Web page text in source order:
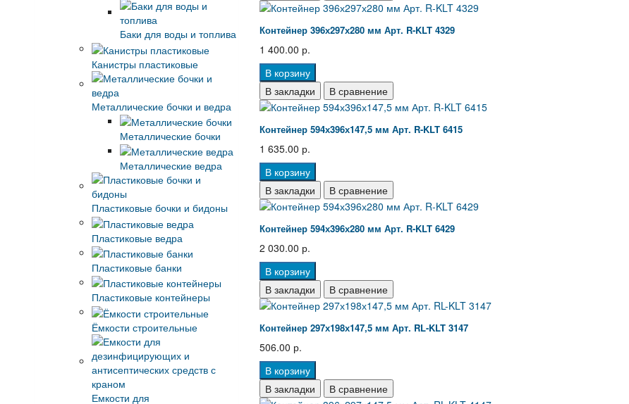
Баки для воды и топлива
Канистры пластиковые
Металлические бочки и ведра
Металлические бочки
Металлические ведра
Пластиковые бочки и бидоны
Пластиковые ведра
Пластиковые банки
Пластиковые контейнеры
Ёмкости строительные
Емкости для
Контейнер 396х297х280 мм Арт. R-KLT 4329
1 400.00 р.
В корзину
В закладки
В сравнение
Контейнер 594х396х147,5 мм Арт. R-KLT 6415
1 635.00 р.
В корзину
В закладки
В сравнение
Контейнер 594х396х280 мм Арт. R-KLT 6429
2 030.00 р.
В корзину
В закладки
В сравнение
Контейнер 297х198х147,5 мм Арт. RL-KLT 3147
506.00 р.
В корзину
В закладки
В сравнение